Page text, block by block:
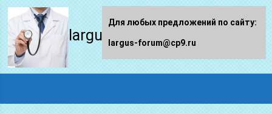
largus-forum.ru
Для любых предложений по сайту:
largus-forum@cp9.ru